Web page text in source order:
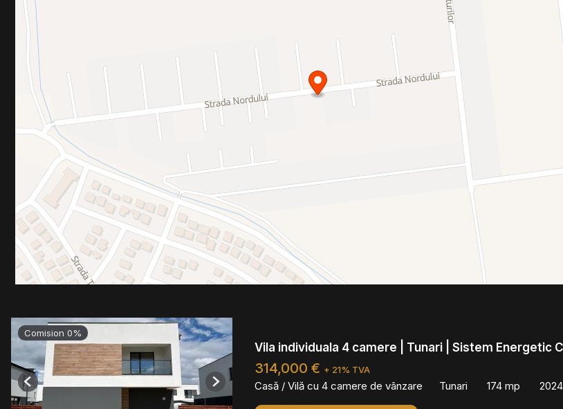
Comision 0%
Previous Next
Vila individuala 4 camere | Tunari | Sistem Energetic
314,000 € + 21% TVA
Casă / Vilă cu 4 camere de vânzare Tunari 174 mp 2024